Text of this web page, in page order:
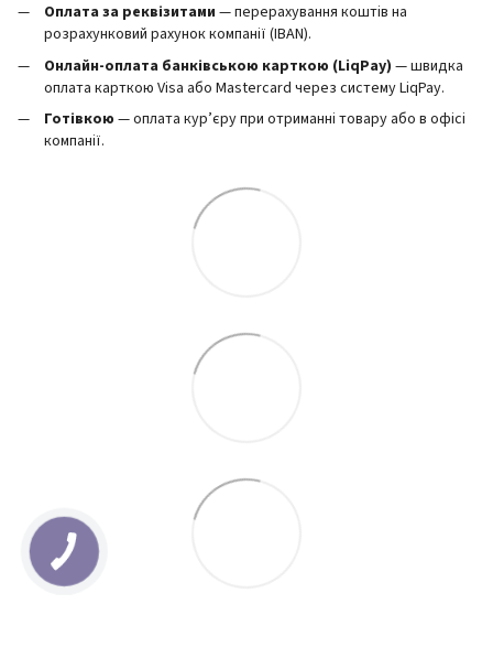
Оплата за реквізитами — перерахування коштів на
розрахунковий рахунок компанії (IBAN).
Онлайн-оплата банківською карткою (LiqPay) — швидка
оплата карткою Visa або Mastercard через систему LiqPay.
Готівкою — оплата кур’єру при отриманні товару або в офісі
компанії.